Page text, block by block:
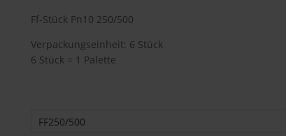
Ff-Stück Pn10 250/500
Verpackungseinheit: 6 Stück
6 Stück = 1 Palette
FF250/500